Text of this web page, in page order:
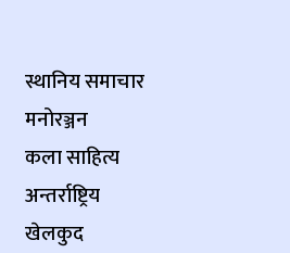
स्थानिय समाचार
मनोरञ्जन
कला साहित्य
अन्तर्राष्ट्रिय
खेलकुद